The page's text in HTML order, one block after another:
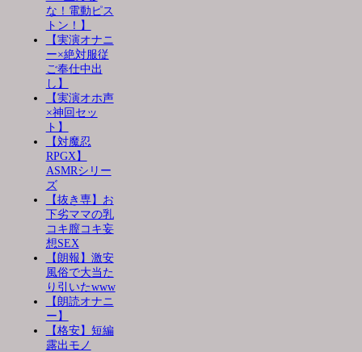
な！電動ピス
トン！】
【実演オナニ
ー×絶対服従
ご奉仕中出
し】
【実演オホ声
×神回セッ
ト】
【対魔忍
RPGX】
ASMRシリー
ズ
【抜き専】お
下劣ママの乳
コキ膣コキ妄
想SEX
【朗報】激安
風俗で大当た
り引いたwww
【朗読オナニ
ー】
【格安】短編
露出モノ